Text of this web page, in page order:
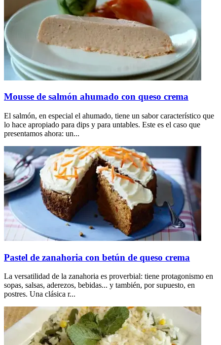
Mousse de salmón ahumado con queso crema
El salmón, en especial el ahumado, tiene un sabor característico que
lo hace apropiado para dips y para untables. Este es el caso que
presentamos ahora: un...
Pastel de zanahoria con betún de queso crema
La versatilidad de la zanahoria es proverbial: tiene protagonismo en
sopas, salsas, aderezos, bebidas... y también, por supuesto, en
postres. Una clásica r...